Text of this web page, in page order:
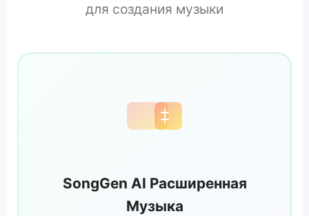
для создания музыки
SongGen AI Расширенная
Музыка